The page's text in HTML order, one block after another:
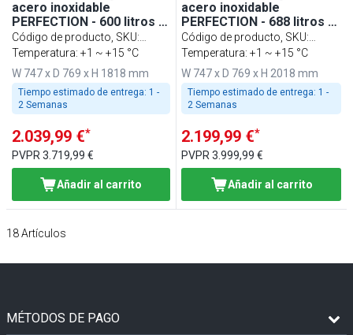
acero inoxidable
PERFECTION - 600 litros -
GN 2/1 - interior de
plástico - con 1 puerta de
cristal
Código de producto, SKU:
994273251
Temperatura: +1 ~ +15 °C
W 747 x D 769 x H 1818 mm
Tiempo estimado de entrega: 1 -
2 Semanas
2.039,99 €*
PVPR 3.719,99 €
Añadir al carrito
acero inoxidable
PERFECTION - 688 litros -
GN 2/1 - interior de
plástico - con 1 puerta de
cristal
Código de producto, SKU:
993625951
Temperatura: +1 ~ +15 °C
W 747 x D 769 x H 2018 mm
Tiempo estimado de entrega: 1 -
2 Semanas
2.199,99 €*
PVPR3.999,99 €
Añadir al carrito
18Artículos
MÉTODOS DE PAGO